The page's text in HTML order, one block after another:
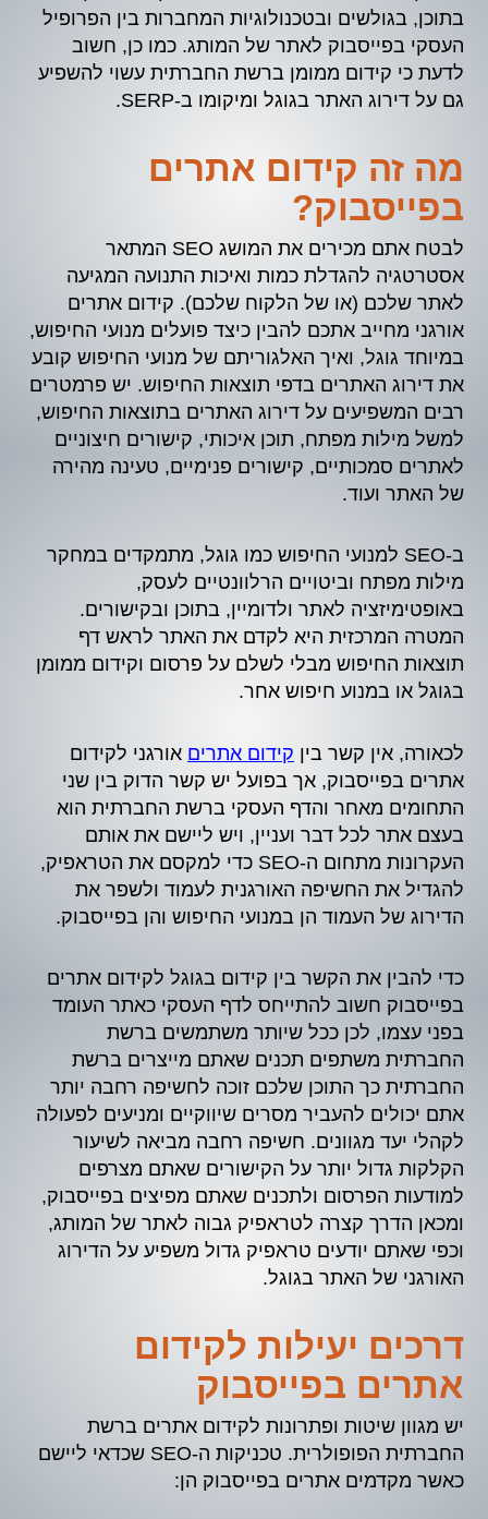
בתוכן, בגולשים ובטכנולוגיות המחברות בין הפרופיל
העסקי בפייסבוק לאתר של המותג. כמו כן, חשוב
לדעת כי קידום ממומן ברשת החברתית עשוי להשפיע
גם על דירוג האתר בגוגל ומיקומו ב-SERP.
מה זה קידום אתרים
בפייסבוק?
לבטח אתם מכירים את המושג SEO המתאר
אסטרטגיה להגדלת כמות ואיכות התנועה המגיעה
לאתר שלכם (או של הלקוח שלכם). קידום אתרים
אורגני מחייב אתכם להבין כיצד פועלים מנועי החיפוש,
במיוחד גוגל, ואיך האלגוריתם של מנועי החיפוש קובע
את דירוג האתרים בדפי תוצאות החיפוש. יש פרמטרים
רבים המשפיעים על דירוג האתרים בתוצאות החיפוש,
למשל מילות מפתח, תוכן איכותי, קישורים חיצוניים
לאתרים סמכותיים, קישורים פנימיים, טעינה מהירה
של האתר ועוד.
ב-SEO למנועי החיפוש כמו גוגל, מתמקדים במחקר
מילות מפתח וביטויים הרלוונטיים לעסק,
באופטימיזציה לאתר ולדומיין, בתוכן ובקישורים.
המטרה המרכזית היא לקדם את האתר לראש דף
תוצאות החיפוש מבלי לשלם על פרסום וקידום ממומן
בגוגל או במנוע חיפוש אחר.
לכאורה, אין קשר בין קידום אתרים אורגני לקידום
אתרים בפייסבוק, אך בפועל יש קשר הדוק בין שני
התחומים מאחר והדף העסקי ברשת החברתית הוא
בעצם אתר לכל דבר ועניין, ויש ליישם את אותם
העקרונות מתחום ה-SEO כדי למקסם את הטראפיק,
להגדיל את החשיפה האורגנית לעמוד ולשפר את
הדירוג של העמוד הן במנועי החיפוש והן בפייסבוק.
כדי להבין את הקשר בין קידום בגוגל לקידום אתרים
בפייסבוק חשוב להתייחס לדף העסקי כאתר העומד
בפני עצמו, לכן ככל שיותר משתמשים ברשת
החברתית משתפים תכנים שאתם מייצרים ברשת
החברתית כך התוכן שלכם זוכה לחשיפה רחבה יותר
אתם יכולים להעביר מסרים שיווקיים ומניעים לפעולה
לקהלי יעד מגוונים. חשיפה רחבה מביאה לשיעור
הקלקות גדול יותר על הקישורים שאתם מצרפים
למודעות הפרסום ולתכנים שאתם מפיצים בפייסבוק,
ומכאן הדרך קצרה לטראפיק גבוה לאתר של המותג,
וכפי שאתם יודעים טראפיק גדול משפיע על הדירוג
האורגני של האתר בגוגל.
דרכים יעילות לקידום
אתרים בפייסבוק
יש מגוון שיטות ופתרונות לקידום אתרים ברשת
החברתית הפופולרית. טכניקות ה-SEO שכדאי ליישם
כאשר מקדמים אתרים בפייסבוק הן: